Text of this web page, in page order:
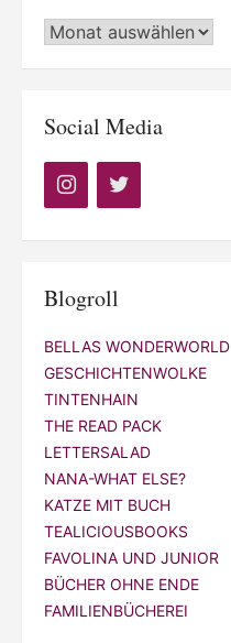
Archiv
Social Media
Blogroll
BELLAS WONDERWORLD
GESCHICHTENWOLKE
TINTENHAIN
THE READ PACK
LETTERSALAD
NANA-WHAT ELSE?
KATZE MIT BUCH
TEALICIOUSBOOKS
FAVOLINA UND JUNIOR
BÜCHER OHNE ENDE
FAMILIENBÜCHEREI